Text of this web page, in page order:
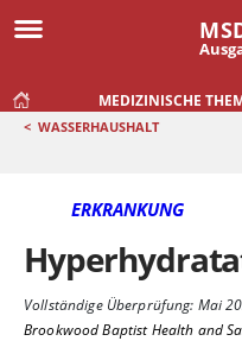
MEDIZINISCHE
< WASSERHAUSHALT
ERKRANKUNG
Vollständige Überprüfung: Mai
Brookwood Baptist Health and